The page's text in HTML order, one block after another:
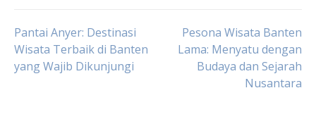
Post
navigation
Pantai Anyer: Destinasi
Wisata Terbaik di Banten
yang Wajib Dikunjungi
Pesona Wisata Banten
Lama: Menyatu dengan
Budaya dan Sejarah
Nusantara